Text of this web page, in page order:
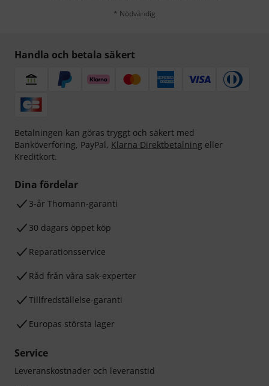
* Nödvändig
Handla och betala säkert
Betalningen kan göras tryggt och säkert med
Banköverföring, PayPal, Klarna Direktbetalning eller
Kreditkort.
Dina fördelar
3-år Thomann-garanti
30 dagars öppet köp
Reparationsservice
Råd från våra sak-experter
Tillfredställelse-garanti
Europas största lager
Service
Leveranskostnader och leveranstid